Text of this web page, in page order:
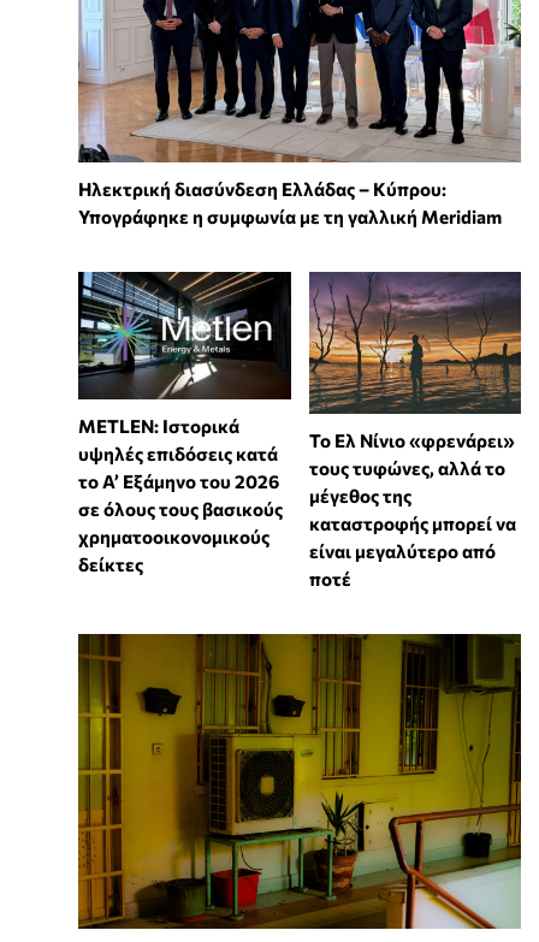
Ηλεκτρική διασύνδεση Ελλάδας – Κύπρου:
Υπογράφηκε η συμφωνία με τη γαλλική Meridiam
METLEN: Ιστορικά
υψηλές επιδόσεις κατά
το Α’ Εξάμηνο του 2026
σε όλους τους βασικούς
χρηματοοικονομικούς
δείκτες
Το Ελ Νίνιο «φρενάρει»
τους τυφώνες, αλλά το
μέγεθος της
καταστροφής μπορεί να
είναι μεγαλύτερο από
ποτέ